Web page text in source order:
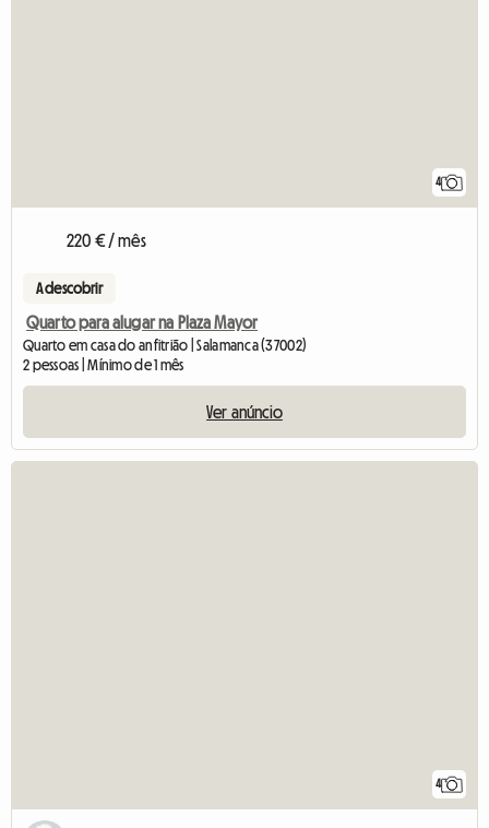
4
220 € / mês
A descobrir
Quarto para alugar na Plaza Mayor
Quarto em casa do anfitrião | Salamanca (37002)
2 pessoas | Mínimo de 1 mês
Ver anúncio
4